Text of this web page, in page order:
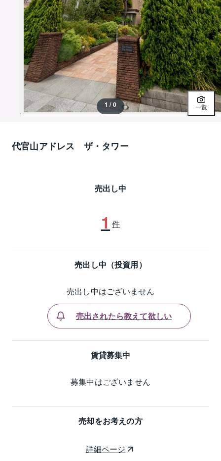
1 / 0 一覧
代官山アドレス ザ・タワー
売出し中
1 件
売出し中（投資用）
売出し中はございません
売出されたら教えて欲しい
賃貸募集中
募集中はございません
売却をお考えの方
詳細ページ